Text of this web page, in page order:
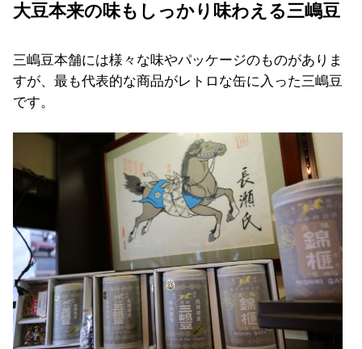
大豆本来の味もしっかり味わえる三嶋豆
三嶋豆本舗には様々な味やパッケージのものがありま
すが、最も代表的な商品がレトロな缶に入った三嶋豆
です。